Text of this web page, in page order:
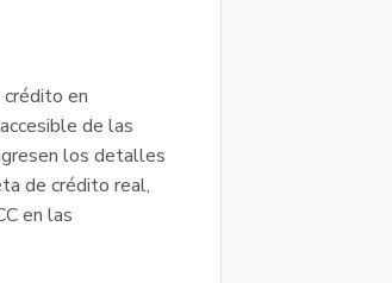
en
de las
los detalles
de crédito real,
en las